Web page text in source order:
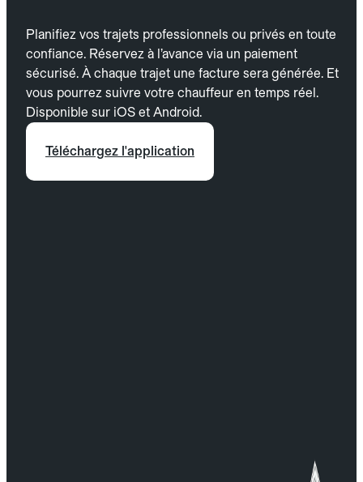
Planifiez vos trajets professionnels ou privés en toute
confiance. Réservez à l’avance via un paiement
sécurisé. À chaque trajet une facture sera générée. Et
vous pourrez suivre votre chauffeur en temps réel.
Disponible sur iOS et Android.
Téléchargez l'application